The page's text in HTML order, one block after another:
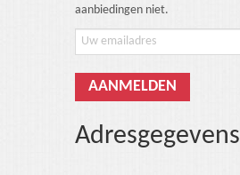
aanbiedingen niet.
Adresgegevens